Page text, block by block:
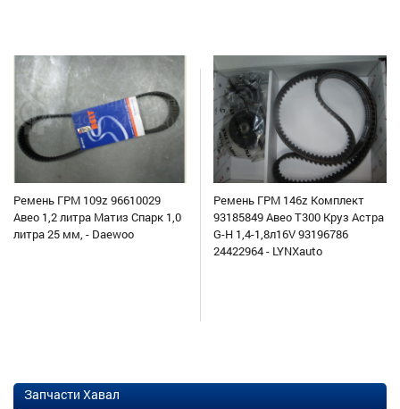
Ремень ГРМ 109z 96610029
Авео 1,2 литра Матиз Спарк 1,0
литра 25 мм, - Daewoo
Ремень ГРМ 146z Комплект
93185849 Авео Т300 Круз Астра
G-H 1,4-1,8л16V 93196786
24422964 - LYNXauto
Запчасти Хавал